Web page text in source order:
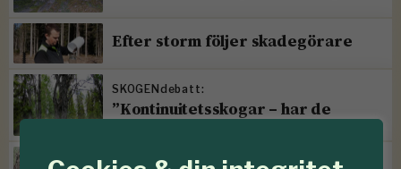
Efter storm följer skadegörare
SKOGENdebatt:
”Kontinuitetsskogar – har de
verkligen funnits?”
Prissänkningar hos Mellanskog